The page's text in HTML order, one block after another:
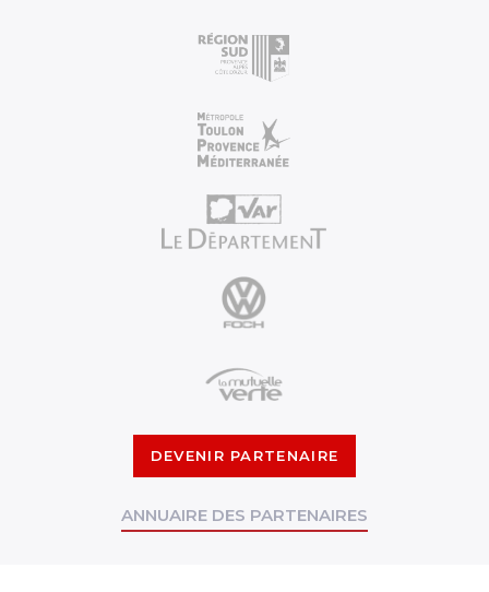
DEVENIR PARTENAIRE
ANNUAIRE DES PARTENAIRES